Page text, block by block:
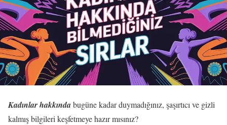
Kadınlar hakkındabugüne kadar duymadığınız, şaşırtıcı ve gizli
kalmış bilgileri keşfetmeye hazır mısınız?